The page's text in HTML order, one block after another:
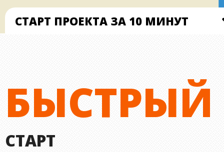
СТАРТ ПРОЕКТА ЗА 10 МИНУТ
БЫСТРЫЙ
СТАРТ